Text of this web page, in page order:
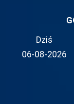
Dziś
06-08-2026